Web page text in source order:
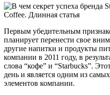
Первым убедительным
планирует перенести свое
другие напитки и продукты
компании в 2011 году, в
слова “кофе” и “Starbucks”.
день и является одним из
элементов компании.